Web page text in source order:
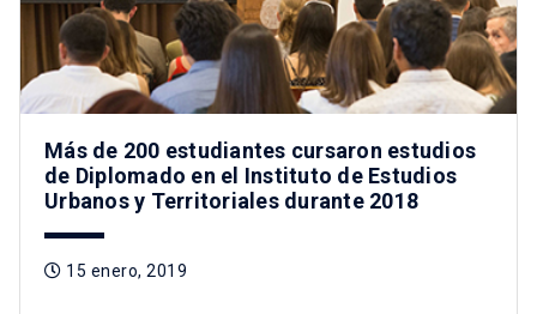
Más de 200 estudiantes cursaron estudios
de Diplomado en el Instituto de Estudios
Urbanos y Territoriales durante 2018
15 enero, 2019